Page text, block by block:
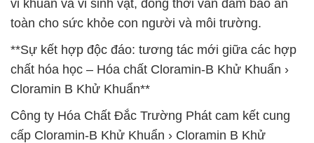
vi khuẩn và vi sinh vật, đồng thời vẫn đảm bảo an
toàn cho sức khỏe con người và môi trường.
**Sự kết hợp độc đáo: tương tác mới giữa các hợp
chất hóa học – Hóa chất Cloramin-B Khử Khuẩn ›
Cloramin B Khử Khuẩn**
Công ty Hóa Chất Đắc Trường Phát cam kết cung
cấp Cloramin-B Khử Khuẩn › Cloramin B Khử